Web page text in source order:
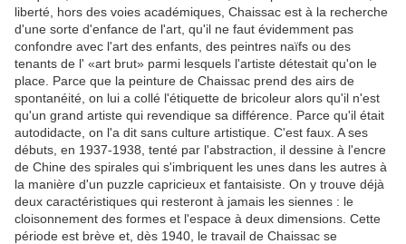
liberté, hors des voies académiques, Chaissac est à la recherche
d'une sorte d'enfance de l'art, qu'il ne faut évidemment pas
confondre avec l'art des enfants, des peintres naïfs ou des
tenants de l' «art brut» parmi lesquels l'artiste détestait qu'on le
place. Parce que la peinture de Chaissac prend des airs de
spontanéité, on lui a collé l'étiquette de bricoleur alors qu'il n'est
qu'un grand artiste qui revendique sa différence. Parce qu'il était
autodidacte, on l'a dit sans culture artistique. C'est faux. A ses
débuts, en 1937-1938, tenté par l'abstraction, il dessine à l'encre
de Chine des spirales qui s'imbriquent les unes dans les autres à
la manière d'un puzzle capricieux et fantaisiste. On y trouve déjà
deux caractéristiques qui resteront à jamais les siennes : le
cloisonnement des formes et l'espace à deux dimensions. Cette
période est brève et, dès 1940, le travail de Chaissac se